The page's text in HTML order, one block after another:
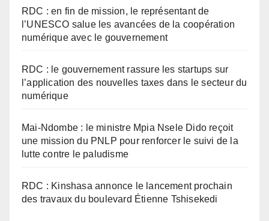
RDC : en fin de mission, le représentant de
l’UNESCO salue les avancées de la coopération
numérique avec le gouvernement
RDC : le gouvernement rassure les startups sur
l’application des nouvelles taxes dans le secteur du
numérique
Mai-Ndombe : le ministre Mpia Nsele Dido reçoit
une mission du PNLP pour renforcer le suivi de la
lutte contre le paludisme
RDC : Kinshasa annonce le lancement prochain
des travaux du boulevard Étienne Tshisekedi